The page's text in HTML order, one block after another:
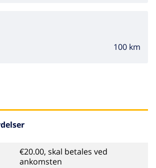
100 km
€20.00, skal betales ved
ankomsten